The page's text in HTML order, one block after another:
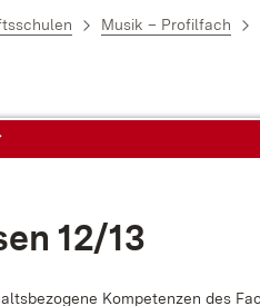
Musik – Profilfach
12/13
Kom­pe­ten­zen des